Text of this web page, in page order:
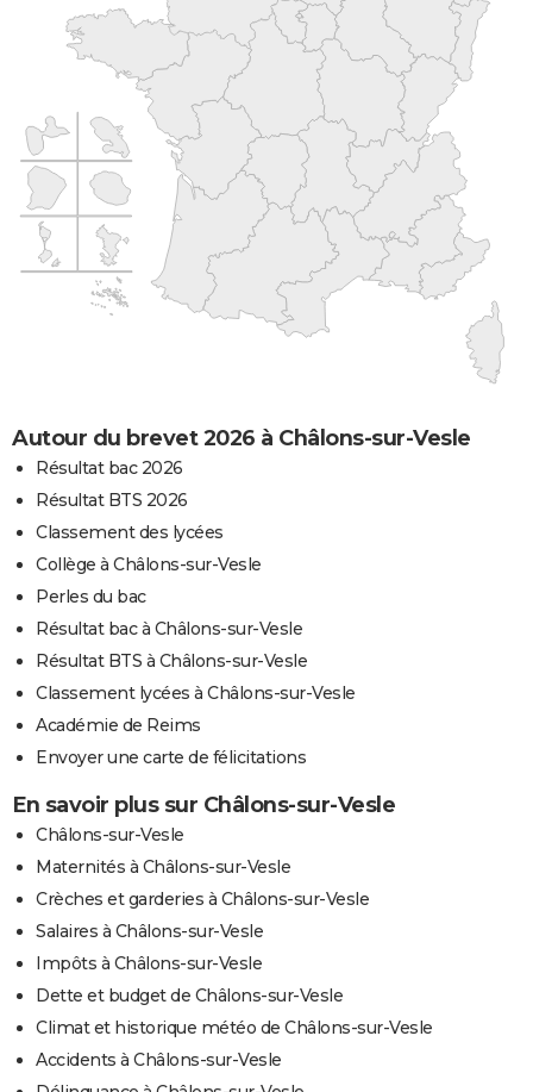
Autour du brevet 2026 à Châlons-sur-Vesle
Résultat bac 2026
Résultat BTS 2026
Classement des lycées
Collège à Châlons-sur-Vesle
Perles du bac
Résultat bac à Châlons-sur-Vesle
Résultat BTS à Châlons-sur-Vesle
Classement lycées à Châlons-sur-Vesle
Académie de Reims
Envoyer une carte de félicitations
En savoir plus sur Châlons-sur-Vesle
Châlons-sur-Vesle
Maternités à Châlons-sur-Vesle
Crèches et garderies à Châlons-sur-Vesle
Salaires à Châlons-sur-Vesle
Impôts à Châlons-sur-Vesle
Dette et budget de Châlons-sur-Vesle
Climat et historique météo de Châlons-sur-Vesle
Accidents à Châlons-sur-Vesle